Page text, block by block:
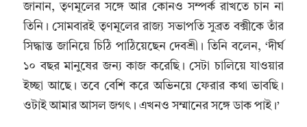
জানান, তৃণমূলের সঙ্গে আর কোনও সম্পর্ক রাখতে চান না
তিনি। সোমবারই তৃণমূলের রাজ্য সভাপতি সুব্রত বক্সীকে তাঁর
সিদ্ধান্ত জানিয়ে চিঠি পাঠিয়েছেন দেবশ্রী। তিনি বলেন, ‘দীর্ঘ
১০ বছর মানুষের জন্য কাজ করেছি। সেটা চালিয়ে যাওয়ার
ইচ্ছা আছে। তবে বেশি করে অভিনয়ে ফেরার কথা ভাবছি।
ওটাই আমার আসল জগৎ। এখনও সম্মানের সঙ্গে ডাক পাই।’